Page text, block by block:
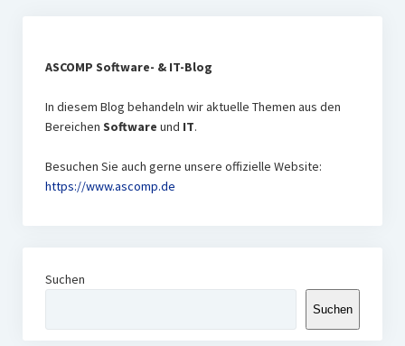
ASCOMP Software- & IT-Blog
In diesem Blog behandeln wir aktuelle Themen aus den
Bereichen Software und IT.
Besuchen Sie auch gerne unsere offizielle Website:
https://www.ascomp.de
Suchen
Suchen